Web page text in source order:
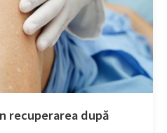
recuperarea după